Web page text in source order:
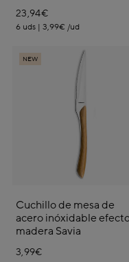
23,94€
6 uds | 3,99€ /ud
NEW
Cuchillo de mesa de
acero inóxidable
madera Savia
3,99€